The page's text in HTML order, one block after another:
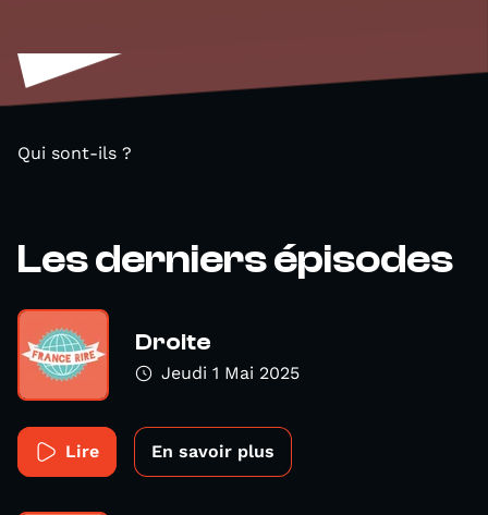
Qui sont-ils ?
Les derniers épisodes
Droite
Jeudi 1 Mai 2025
Lire En savoir plus